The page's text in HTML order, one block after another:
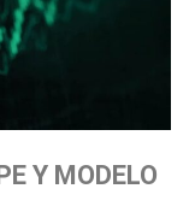
Y MODELO